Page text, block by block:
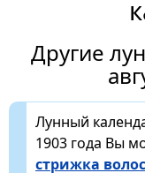
Другие
Лунный
1903 года Вы
стрижка